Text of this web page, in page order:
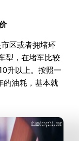
区或者拥堵环
型，在堵车比较
升以上。按照一
的油耗，基本就